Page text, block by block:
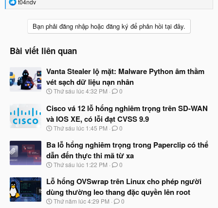
e
o
n
t04ndv
Bạn phải đăng nhập hoặc đăng ký để phản hồi tại đây.
Bài viết liên quan
Vanta Stealer lộ mặt: Malware Python âm thầm
vét sạch dữ liệu nạn nhân
N
à
y
b
ắ
đ
ầ
u
Thứ sáu lúc 4:32 PM 0
Cisco vá 12 lỗ hổng nghiêm trọng trên SD-WAN
và IOS XE, có lỗi đạt CVSS 9.9
N
à
y
b
ắ
đ
ầ
u
Thứ sáu lúc 1:45 PM 0
Ba lỗ hổng nghiêm trọng trong Paperclip có thể
dẫn đến thực thi mã từ xa
N
à
b
ắ
Thứ sáu lúc 1:22 PM 0
Lỗ hổng OVSwrap trên Linux cho phép người
dùng thường leo thang đặc quyền lên root
N
Thứ năm lúc 4:29 PM 0